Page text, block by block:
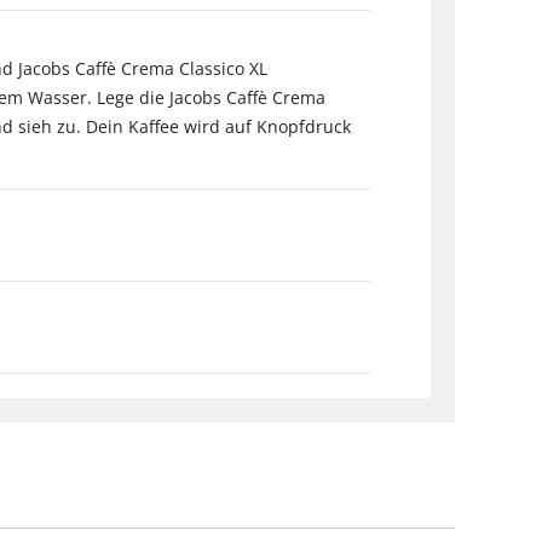
Caffè Crema Classico XL
Wasser. Lege die Jacobs Caffè Crema
sieh zu. Dein Kaffee wird auf Knopfdruck